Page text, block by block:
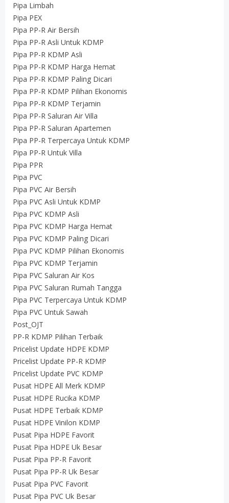
Pipa Limbah
Pipa PEX
Pipa PP-R Air Bersih
Pipa PP-R Asli Untuk KDMP
Pipa PP-R KDMP Asli
Pipa PP-R KDMP Harga Hemat
Pipa PP-R KDMP Paling Dicari
Pipa PP-R KDMP Pilihan Ekonomis
Pipa PP-R KDMP Terjamin
Pipa PP-R Saluran Air Villa
Pipa PP-R Saluran Apartemen
Pipa PP-R Terpercaya Untuk KDMP
Pipa PP-R Untuk Villa
Pipa PPR
Pipa PVC
Pipa PVC Air Bersih
Pipa PVC Asli Untuk KDMP
Pipa PVC KDMP Asli
Pipa PVC KDMP Harga Hemat
Pipa PVC KDMP Paling Dicari
Pipa PVC KDMP Pilihan Ekonomis
Pipa PVC KDMP Terjamin
Pipa PVC Saluran Air Kos
Pipa PVC Saluran Rumah Tangga
Pipa PVC Terpercaya Untuk KDMP
Pipa PVC Untuk Sawah
Post_OJT
PP-R KDMP Pilihan Terbaik
Pricelist Update HDPE KDMP
Pricelist Update PP-R KDMP
Pricelist Update PVC KDMP
Pusat HDPE All Merk KDMP
Pusat HDPE Rucika KDMP
Pusat HDPE Terbaik KDMP
Pusat HDPE Vinilon KDMP
Pusat Pipa HDPE Favorit
Pusat Pipa HDPE Uk Besar
Pusat Pipa PP-R Favorit
Pusat Pipa PP-R Uk Besar
Pusat Pipa PVC Favorit
Pusat Pipa PVC Uk Besar